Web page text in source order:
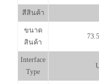
สีสินค้า
ขนาด
สินค้า
Interface
Type